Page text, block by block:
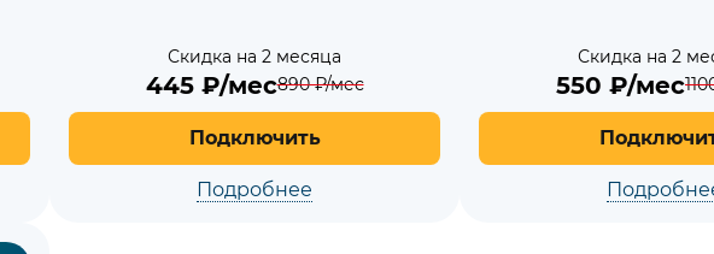
Скидка на 2 месяца
445₽/мес890₽/мес
Подключить
Подробнее
Скидка на 2
550 ₽/мес